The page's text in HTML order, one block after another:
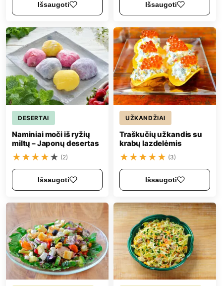
Išsaugoti Išsaugoti
DESERTAI
Naminiai moči iš ryžių
miltų – Japonų desertas
★★★★★ (2)
Išsaugoti
UŽKANDŽIAI
Traškučių užkandis su
krabų lazdelėmis
★★★★★ (3)
Išsaugoti